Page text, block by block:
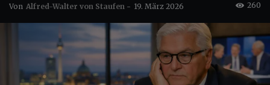
Von Alfred-Walter von Staufen - 19. März 2026 260